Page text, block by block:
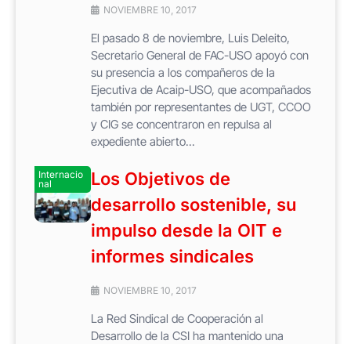
NOVIEMBRE 10, 2017
El pasado 8 de noviembre, Luis Deleito,
Secretario General de FAC-USO apoyó con
su presencia a los compañeros de la
Ejecutiva de Acaip-USO, que acompañados
también por representantes de UGT, CCOO
y CIG se concentraron en repulsa al
expediente abierto...
Internacio
nal
Los Objetivos de
desarrollo sostenible, su
impulso desde la OIT e
informes sindicales
NOVIEMBRE 10, 2017
La Red Sindical de Cooperación al
Desarrollo de la CSI ha mantenido una